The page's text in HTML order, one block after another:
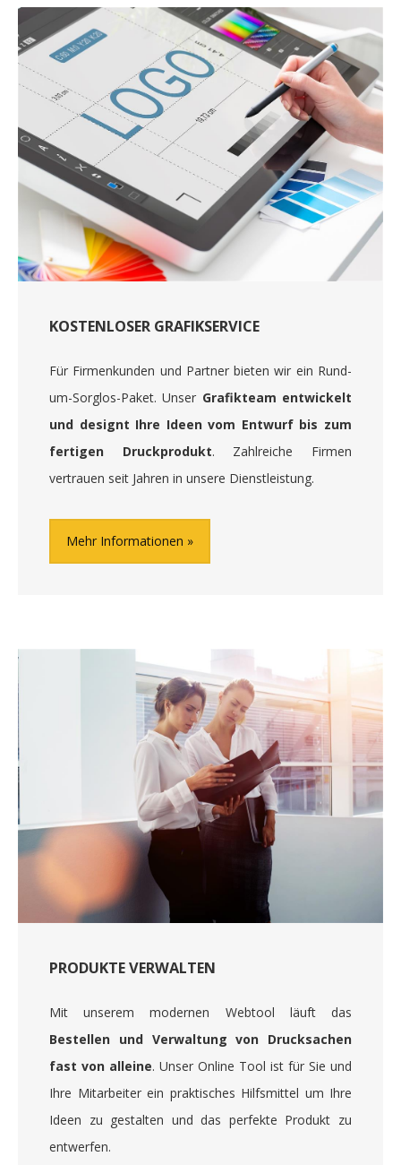
KOSTENLOSER GRAFIKSERVICE
Für Firmenkunden und Partner bieten wir ein Rund-
um-Sorglos-Paket. Unser Grafikteam entwickelt
und designt Ihre Ideen vom Entwurf bis zum
fertigen Druckprodukt. Zahlreiche Firmen
vertrauen seit Jahren in unsere Dienstleistung.
Mehr Informationen
PRODUKTE VERWALTEN
Mit unserem modernen Webtool läuft das
Bestellen und Verwaltung von Drucksachen
fast von alleine. Unser Online Tool ist für Sie und
Ihre Mitarbeiter ein praktisches Hilfsmittel um Ihre
Ideen zu gestalten und das perfekte Produkt zu
entwerfen.